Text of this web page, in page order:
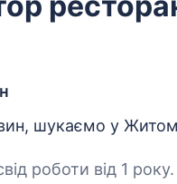
шукаємо у
роботи від 1 року.